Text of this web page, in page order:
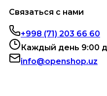
Связаться с нами
+998 (71) 203 66 60
Каждый день 9:00
info@openshop.uz